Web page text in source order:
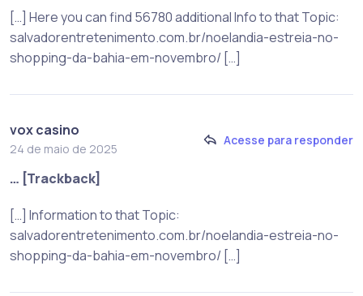
[…] Here you can find 56780 additional Info to that Topic:
salvadorentretenimento.com.br/noelandia-estreia-no-
shopping-da-bahia-em-novembro/ […]
vox casino
24 de maio de 2025
Acesse para responder
… [Trackback]
[…] Information to that Topic:
salvadorentretenimento.com.br/noelandia-estreia-no-
shopping-da-bahia-em-novembro/ […]